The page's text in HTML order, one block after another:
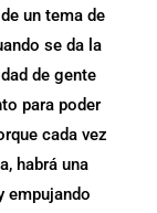
un tema de
se da la
de gente
para poder
cada vez
habrá una
empujando